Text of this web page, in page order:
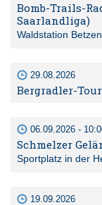
Bomb-Trails-
Saarlandliga)
Waldstation
29.08.2026
Bergradler-
06.09.2026 -
Schmelzer
Sportplatz in der
19.09.2026